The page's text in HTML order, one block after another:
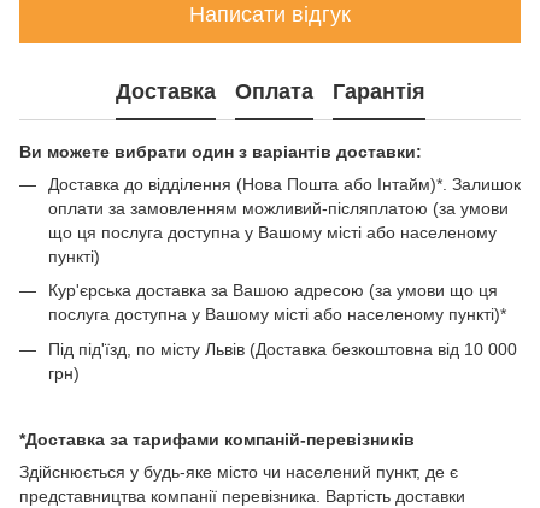
Написати відгук
Доставка Оплата Гарантія
Ви можете вибрати один з варіантів доставки:
Доставка до відділення (Нова Пошта або Інтайм)*. Залишок
оплати за замовленням можливий-післяплатою (за умови
що ця послуга доступна у Вашому місті або населеному
пункті)
Кур'єрська доставка за Вашою адресою (за умови що ця
послуга доступна у Вашому місті або населеному пункті)*
Під під'їзд, по місту Львів (Доставка безкоштовна від 10 000
грн)
*Доставка за тарифами компаній-перевізників
Здійснюється у будь-яке місто чи населений пункт, де є
представництва компанії перевізника. Вартість доставки